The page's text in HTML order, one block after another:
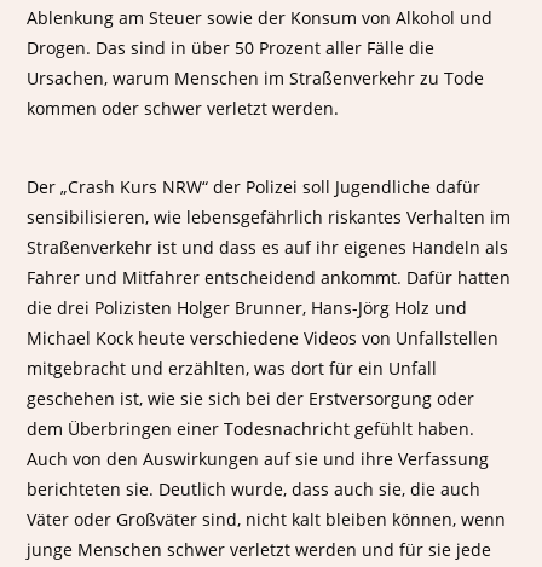
Ablenkung am Steuer sowie der Konsum von Alkohol und
Drogen. Das sind in über 50 Prozent aller Fälle die
Ursachen, warum Menschen im Straßenverkehr zu Tode
kommen oder schwer verletzt werden.
Der „Crash Kurs NRW“ der Polizei soll Jugendliche dafür
sensibilisieren, wie lebensgefährlich riskantes Verhalten im
Straßenverkehr ist und dass es auf ihr eigenes Handeln als
Fahrer und Mitfahrer entscheidend ankommt. Dafür hatten
die drei Polizisten Holger Brunner, Hans-Jörg Holz und
Michael Kock heute verschiedene Videos von Unfallstellen
mitgebracht und erzählten, was dort für ein Unfall
geschehen ist, wie sie sich bei der Erstversorgung oder
dem Überbringen einer Todesnachricht gefühlt haben.
Auch von den Auswirkungen auf sie und ihre Verfassung
berichteten sie. Deutlich wurde, dass auch sie, die auch
Väter oder Großväter sind, nicht kalt bleiben können, wenn
junge Menschen schwer verletzt werden und für sie jede